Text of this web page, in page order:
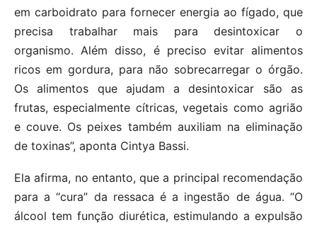
em carboidrato para fornecer energia ao fígado, que
precisa trabalhar mais para desintoxicar o
organismo. Além disso, é preciso evitar alimentos
ricos em gordura, para não sobrecarregar o órgão.
Os alimentos que ajudam a desintoxicar são as
frutas, especialmente cítricas, vegetais como agrião
e couve. Os peixes também auxiliam na eliminação
de toxinas”, aponta Cintya Bassi.
Ela afirma, no entanto, que a principal recomendação
para a “cura” da ressaca é a ingestão de água. “O
álcool tem função diurética, estimulando a expulsão